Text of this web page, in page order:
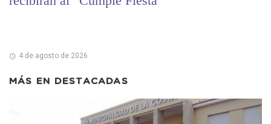
4 de agosto de 2026
MÁS EN DESTACADAS